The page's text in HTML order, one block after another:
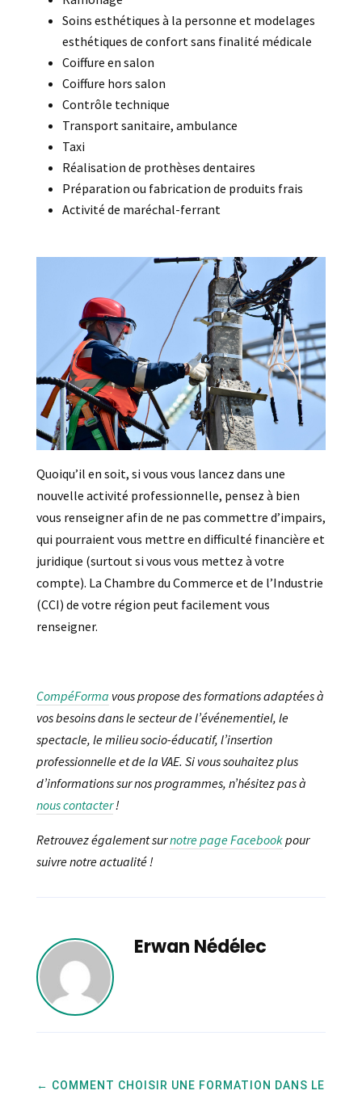
Soins esthétiques à la personne et modelages
esthétiques de confort sans finalité médicale
Coiffure en salon
Coiffure hors salon
Contrôle technique
Transport sanitaire, ambulance
Taxi
Réalisation de prothèses dentaires
Préparation ou fabrication de produits frais
Activité de maréchal-ferrant
Quoiqu’il en soit, si vous vous lancez dans une
nouvelle activité professionnelle, pensez à bien
vous renseigner afin de ne pas commettre d’impairs,
qui pourraient vous mettre en difficulté financière et
juridique (surtout si vous vous mettez à votre
compte). La Chambre du Commerce et de l’Industrie
(CCI) de votre région peut facilement vous
renseigner.
CompéForma vous propose des formations adaptées à
vos besoins dans le secteur de l’événementiel, le
spectacle, le milieu socio-éducatif, l’insertion
professionnelle et de la VAE. Si vous souhaitez plus
d’informations sur nos programmes, n’hésitez pas à
nous contacter!
Retrouvez également surnotre page Facebookpour
suivre notre actualité !
Erwan Nédélec
← COMMENT CHOISIR UNE FORMATION DANS LE